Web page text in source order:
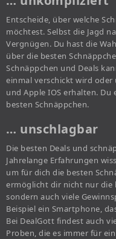
Entscheide, über welche
möchtest. Selbst die Jagd
Vergnügen. Du hast die
über die besten
Schnäppchen und Deals
einmal verschickt wird
und Apple IOS erhalten.
besten Schnäppchen.
… unschlagbar
Die besten Deals und
Jahrelange Erfahrungen
um für dich die besten
ermöglicht dir nicht nur die
sondern auch viele
Beispiel ein Smartphone,
Bei DealGott findest auch
Proben, die es immer für